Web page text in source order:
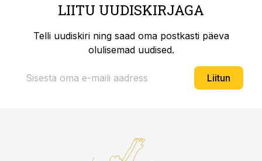
LIITU UUDISKIRJAGA
Telli uudiskiri ning saad oma postkasti päeva
olulisemad uudised.
Liitun